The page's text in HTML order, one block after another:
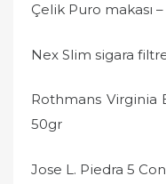
Çelik Puro makası
Nex Slim sigara
Rothmans
50gr
Jose L. Piedra 5